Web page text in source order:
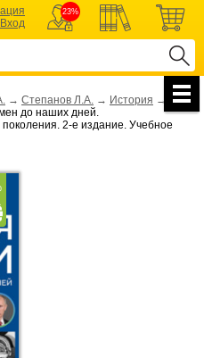
Вход
23%
→ Степанов Л.А. → История →
до наших дней.
2-е издание. Учебное